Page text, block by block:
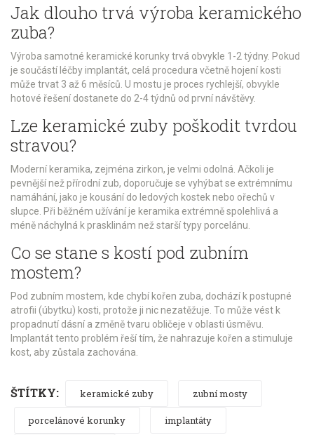
Jak dlouho trvá výroba keramického
zuba?
Výroba samotné keramické korunky trvá obvykle 1-2 týdny. Pokud
je součástí léčby implantát, celá procedura včetně hojení kosti
může trvat 3 až 6 měsíců. U mostu je proces rychlejší, obvykle
hotové řešení dostanete do 2-4 týdnů od první návštěvy.
Lze keramické zuby poškodit tvrdou
stravou?
Moderní keramika, zejména zirkon, je velmi odolná. Ačkoli je
pevnější než přírodní zub, doporučuje se vyhýbat se extrémnímu
namáhání, jako je kousání do ledových kostek nebo ořechů v
slupce. Při běžném užívání je keramika extrémně spolehlivá a
méně náchylná k prasklinám než starší typy porcelánu.
Co se stane s kostí pod zubním
mostem?
Pod zubním mostem, kde chybí kořen zuba, dochází k postupné
atrofii (úbytku) kosti, protože ji nic nezatěžuje. To může vést k
propadnutí dásní a změně tvaru obličeje v oblasti úsměvu.
Implantát tento problém řeší tím, že nahrazuje kořen a stimuluje
kost, aby zůstala zachována.
ŠTÍTKY: keramické zuby zubní mosty
porcelánové korunky implantáty